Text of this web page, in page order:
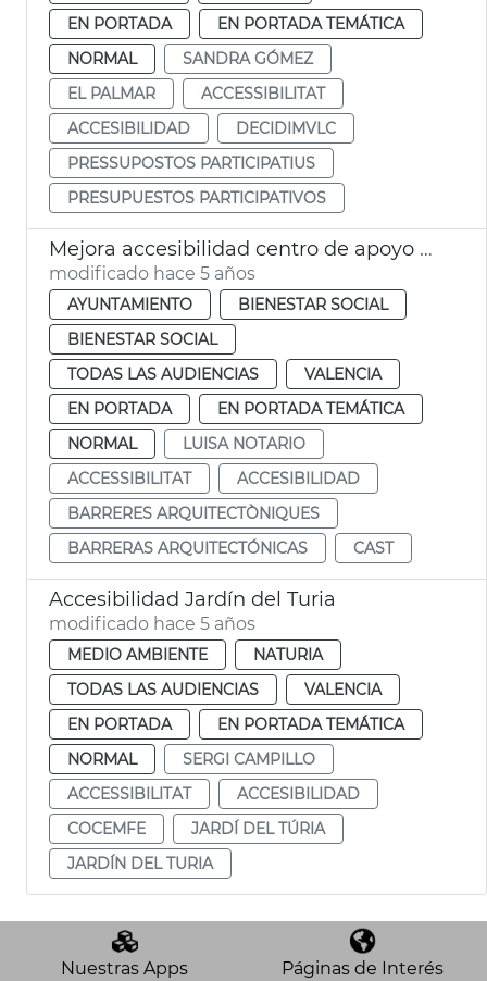
EN PORTADA
EN PORTADA TEMÁTICA
NORMAL
SANDRA GÓMEZ
EL PALMAR
ACCESSIBILITAT
ACCESIBILIDAD
DECIDIMVLC
PRESSUPOSTOS PARTICIPATIUS
PRESUPUESTOS PARTICIPATIVOS
Mejora accesibilidad centro de apoyo CAST
modificado hace 5 años
AYUNTAMIENTO
BIENESTAR SOCIAL
BIENESTAR SOCIAL
TODAS LAS AUDIENCIAS
VALENCIA
EN PORTADA
EN PORTADA TEMÁTICA
NORMAL
LUISA NOTARIO
ACCESSIBILITAT
ACCESIBILIDAD
BARRERES ARQUITECTÒNIQUES
BARRERAS ARQUITECTÓNICAS
CAST
Accesibilidad Jardín del Turia
modificado hace 5 años
MEDIO AMBIENTE
NATURIA
TODAS LAS AUDIENCIAS
VALENCIA
EN PORTADA
EN PORTADA TEMÁTICA
NORMAL
SERGI CAMPILLO
ACCESSIBILITAT
ACCESIBILIDAD
COCEMFE
JARDÍ DEL TÚRIA
JARDÍN DEL TURIA
Nuestras Apps Páginas de Interés